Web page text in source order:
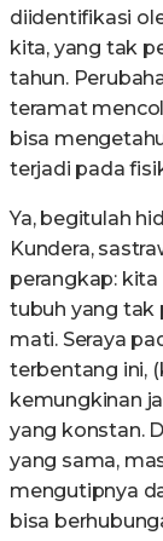
diidentifikasi
kita, yang tak
tahun.
teramat
bisa
terjadi pada
Ya, begitulah
Kundera,
perangkap:
tubuh yang tak
mati. Seraya
terbentang ini,
kemungkinan
yang konstan.
yang sama,
mengutipnya
bisa